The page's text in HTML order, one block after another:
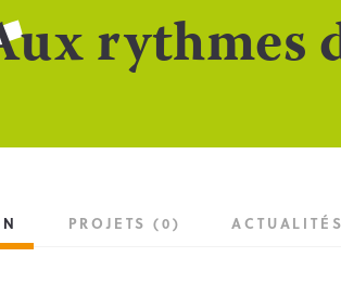
rythmes
PROJETS (0)